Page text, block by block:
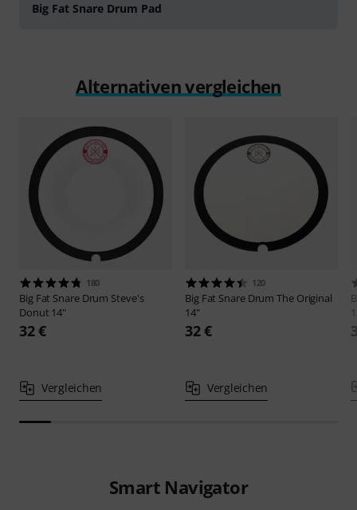
Big Fat Snare Drum Pad
Alternativen vergleichen
180
Big Fat Snare Drum Steve's
Donut 14"
32 €
Vergleichen
120
Big Fat Snare DrumThe Original
14"
32 €
Vergleichen
Smart Navigator